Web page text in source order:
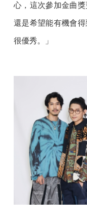
心，這次參加金曲
還是希望能有機會
很優秀。」